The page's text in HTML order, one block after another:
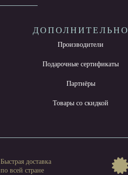
ДОПОЛНИТЕЛЬНО
Производители
Подарочные сертификаты
Партнёры
Товары со скидкой
Быстрая доставка
по всей стране